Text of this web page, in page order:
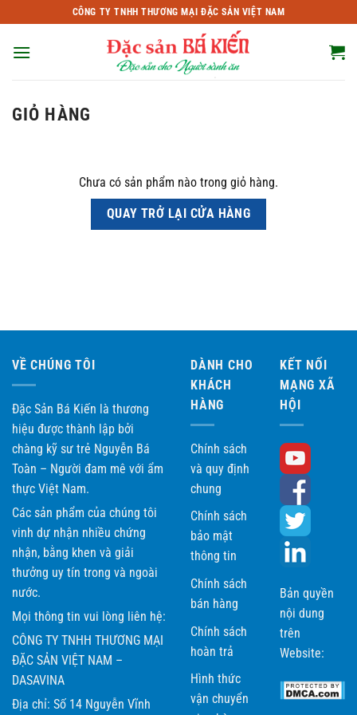
qua
nội
CÔNG TY TNHH THƯƠNG MẠI ĐẶC SẢN VIỆT NAM
GIỎ HÀNG
Chưa có sản phẩm nào trong giỏ hàng.
QUAY TRỞ LẠI CỬA HÀNG
VỀ CHÚNG TÔI
Đặc Sản Bá Kiến là thương
hiệu được thành lập bởi
chàng kỹ sư trẻ Nguyễn Bá
Toàn – Người đam mê với ẩm
thực Việt Nam.
Các sản phẩm của chúng tôi
vinh dự nhận nhiều chứng
nhận, bằng khen và giải
thưởng uy tín trong và ngoài
nước.
Mọi thông tin vui lòng liên hệ:
CÔNG TY TNHH THƯƠNG MẠI
ĐẶC SẢN VIỆT NAM –
DASAVINA
Địa chỉ: Số 14 Nguyễn Vĩnh
DÀNH CHO
KHÁCH
HÀNG
Chính sách
và quy định
chung
Chính sách
bảo mật
thông tin
Chính sách
bán hàng
Chính sách
hoàn trả
Hình thức
vận chuyển
KẾT NỐI
MẠNG XÃ
HỘI
Bản quyền
nội dung
trên
Website: